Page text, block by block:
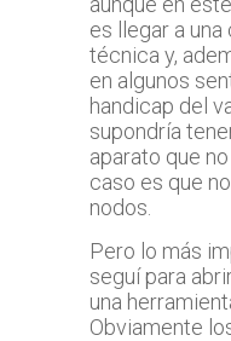
es llegar a
técnica y,
en algunos
handicap del
supondría
aparato que
caso es que
nodos.
Pero lo más
seguí para
una
Obviamente